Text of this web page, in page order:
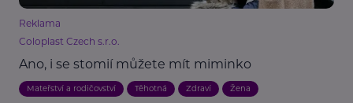
Reklama
Coloplast Czech s.r.o.
Ano, i se stomií můžete mít miminko
Mateřství a rodičovství Těhotná Zdraví Žena